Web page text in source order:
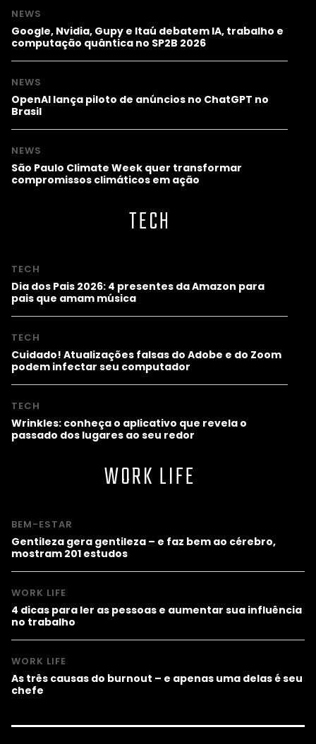
NEWS
Google, Nvidia, Gupy e Itaú debatem IA, trabalho e
computação quântica no SP2B 2026
NEWS
OpenAI lança piloto de anúncios no ChatGPT no
Brasil
NEWS
São Paulo Climate Week quer transformar
compromissos climáticos em ação
TECH
TECH
Dia dos Pais 2026: 4 presentes da Amazon para
pais que amam música
TECH
Cuidado! Atualizações falsas do Adobe e do Zoom
podem infectar seu computador
TECH
Wrinkles: conheça o aplicativo que revela o
passado dos lugares ao seu redor
WORK LIFE
BEM-ESTAR
Gentileza gera gentileza – e faz bem ao cérebro,
mostram 201 estudos
WORK LIFE
4 dicas para ler as pessoas e aumentar sua influência
no trabalho
WORK LIFE
As três causas do burnout – e apenas uma delas é seu
chefe